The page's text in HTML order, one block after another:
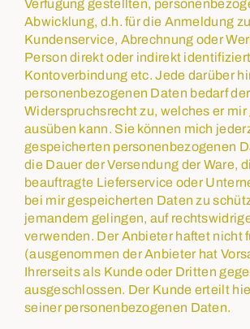
Verfügung gestellten,
Abwicklung, d.h. für die Anmeldung
Kundenservice, Abrechnung oder
Person direkt oder indirekt
Kontoverbindung etc. Jede darüber
personenbezogenen Daten bedarf
Widerspruchsrecht zu, welches er
ausüben kann. Sie können mich
gespeicherten personenbezogenen
die Dauer der Versendung der Ware,
beauftragte Lieferservice oder
bei mir gespeicherten Daten zu
jemandem gelingen, auf
verwenden. Der Anbieter haftet nicht
(ausgenommen der Anbieter hat
Ihrerseits als Kunde oder Dritten
ausgeschlossen. Der Kunde erteilt
seiner personenbezogenen Daten.